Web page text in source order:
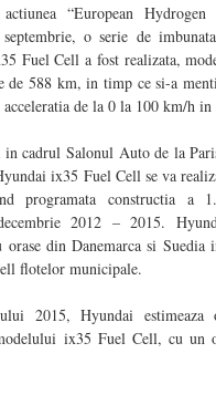
“European
o serie de
Fuel Cell a fost realizata,
de 588 km, in timp ce si-a
de la 0 la 100 km/h in
in cadrul Salonul Auto de la
ix35 Fuel Cell se va
programata constructia a
2012 – 2015.
orase din Danemarca si
flotelor municipale.
2015, Hyundai estimeaza
ix35 Fuel Cell, cu un